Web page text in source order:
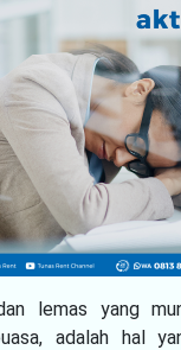
lemas yang
adalah hal